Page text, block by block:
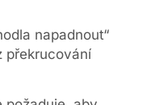
napadnout“
překrucování